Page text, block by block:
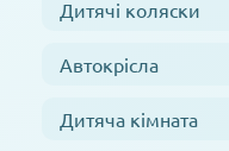
Дитячі коляски
Автокрісла
Дитяча кімната